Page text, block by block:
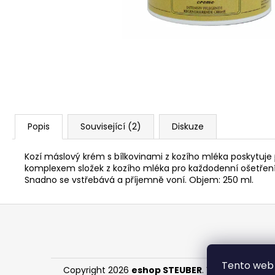
Tento
Popis Související (2) Diskuze
Kozí máslový krém s bílkovinami z kozího mléka
komplexem složek z kozího mléka pro každodenní
Snadno se vstřebává a příjemně voní. Objem: 250 ml.
Z
Copyright 2026 eshop STEUBER. Všechna práva